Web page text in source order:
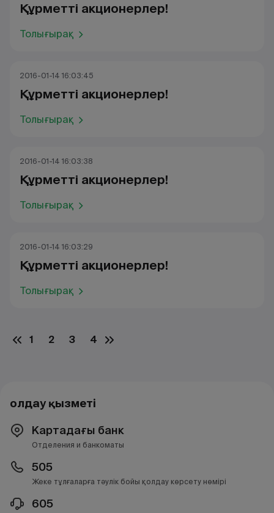
Құрметті акционерлер!
Толығырақ
2016-01-14 16:03:45
Құрметті акционерлер!
Толығырақ
2016-01-14 16:03:38
Құрметті акционерлер!
Толығырақ
2016-01-14 16:03:29
Құрметті акционерлер!
Толығырақ
1 2 3 4
Қолдау қызметі
Картадағы банк
Отделения и банкоматы
505
Жеке тұлғаларға тәулік бойы қолдау көрсету нөмірі
605